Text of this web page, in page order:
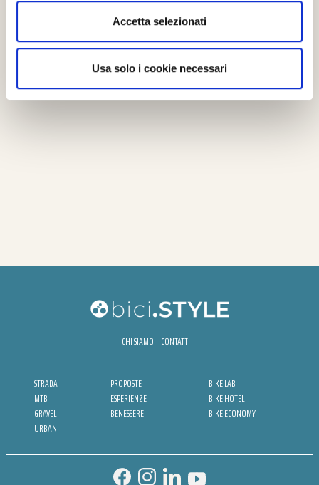
Accetta selezionati
Usa solo i cookie necessari
CHI SIAMO CONTATTI
STRADA
MTB
GRAVEL
URBAN
PROPOSTE
ESPERIENZE
BENESSERE
BIKE LAB
BIKE HOTEL
BIKE ECONOMY